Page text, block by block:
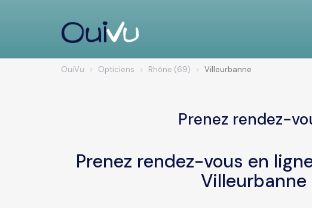
OuiVu Opticiens Rhône (69) Villeurbanne
Prenez rendez-
Prenez rendez-vous en